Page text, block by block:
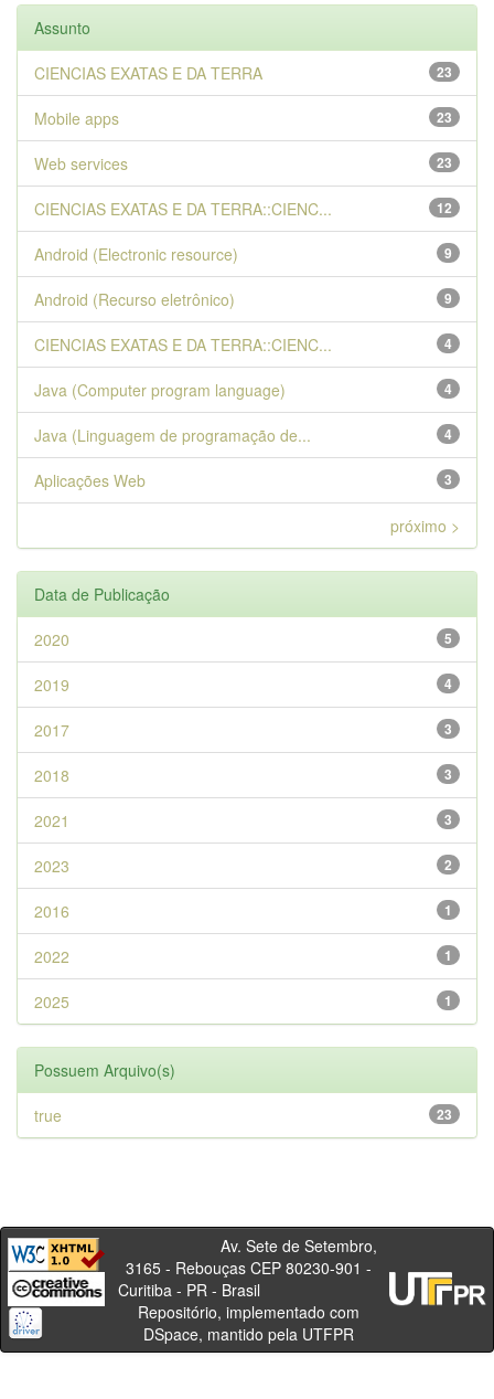
Assunto
23
CIENCIAS EXATAS E DA TERRA
23
Mobile apps
23
Web services
12
CIENCIAS EXATAS E DA TERRA::CIENC...
9
Android (Electronic resource)
9
Android (Recurso eletrônico)
4
CIENCIAS EXATAS E DA TERRA::CIENC...
4
Java (Computer program language)
4
Java (Linguagem de programação de...
3
Aplicações Web
próximo >
Data de Publicação
5
2020
4
2019
3
2017
3
2018
3
2021
2
2023
1
2016
1
2022
1
2025
Possuem Arquivo(s)
23
true
Av. Sete de Setembro,
3165 - Rebouças CEP 80230-901 -
Curitiba - PR - Brasil
Repositório, implementado com
DSpace, mantido pela UTFPR